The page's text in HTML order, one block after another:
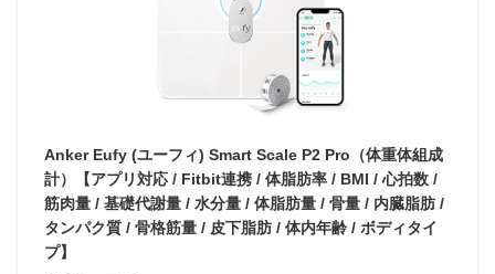
Anker Eufy (ユーフィ) Smart Scale P2 Pro（体重体組成
計）【アプリ対応 / Fitbit連携 / 体脂肪率 / BMI / 心拍数 /
筋肉量 / 基礎代謝量 / 水分量 / 体脂肪量 / 骨量 / 内臓脂肪 /
タンパク質 / 骨格筋量 / 皮下脂肪 / 体内年齢 / ボディタイ
プ】